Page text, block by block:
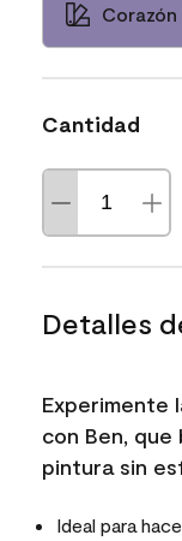
Corazón
Cantidad
Detalles
Experimente
con Ben,
pintura sin
Ideal para